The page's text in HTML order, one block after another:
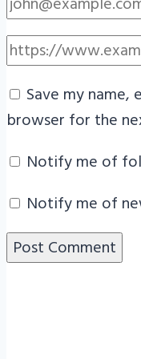
Save my
browser for the
Notify me of
Notify me of